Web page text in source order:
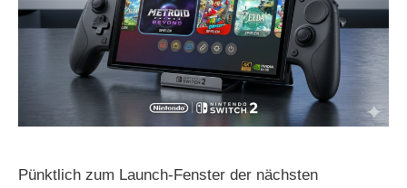
Pünktlich zum Launch-Fenster der nächsten